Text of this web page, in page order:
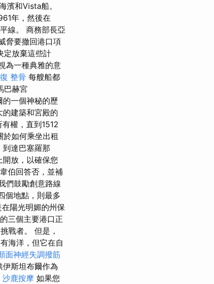
濱和Vista船。
年，然後在
線。 商務部長亞
脅要撤回港口項
定放棄這些計
為一種典雅的意
整骨 每艘船都
巴赫宮
一個神秘的歷
建築和宮殿的
權，直到1512
如何乘坐出租
達巴塞羅那
放，以確保您
伯回答否，並補
們鼓勵創意路線
個地點，則最多
陽光明媚的州保
三個主要港口正
戰者。 但是，
海洋，但它在自
面神經失調撥筋
斯坦布爾作為
沙鹿按摩 如果您